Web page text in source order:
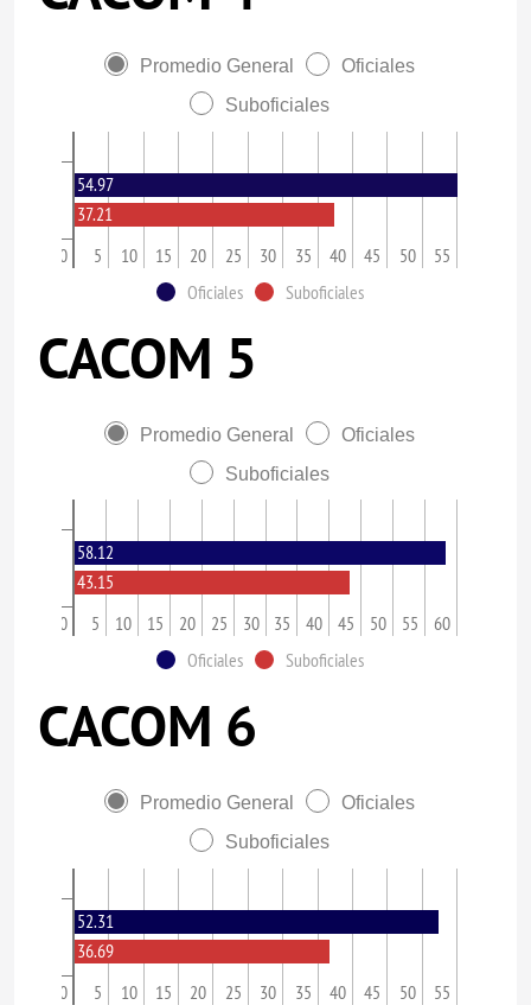
Promedio General
Oficiales
Suboficiales
0 5 10 15 20 25 30 35 40 45 50 55
54.97
37.21
Oficiales Suboficiales
CACOM 5
Promedio General
Oficiales
Suboficiales
0 5 10 15 20 25 30 35 40 45 50 55 60
58.12
43.15
Oficiales Suboficiales
CACOM 6
Promedio General
Oficiales
Suboficiales
0 5 10 15 20 25 30 35 40 45 50 55
52.31
36.69